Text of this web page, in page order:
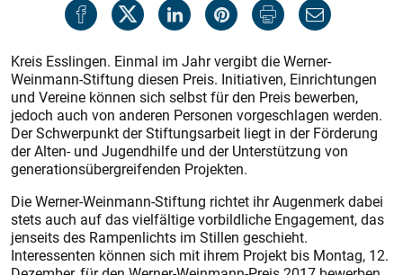
Kreis Esslingen. Einmal im Jahr vergibt die Werner-
Weinmann-Stiftung diesen Preis. Initiativen, Einrichtungen
und Vereine können sich selbst für den Preis bewerben,
jedoch auch von anderen Personen vorgeschlagen werden.
Der Schwerpunkt der Stiftungsarbeit liegt in der Förderung
der Alten- und Jugendhilfe und der Unterstützung von
generationsübergreifenden Projekten.
Die Werner-Weinmann-Stiftung richtet ihr Augenmerk dabei
stets auch auf das vielfältige vorbildliche Engagement, das
jenseits des Rampenlichts im Stillen geschieht.
Interessenten können sich mit ihrem Projekt bis Montag, 12.